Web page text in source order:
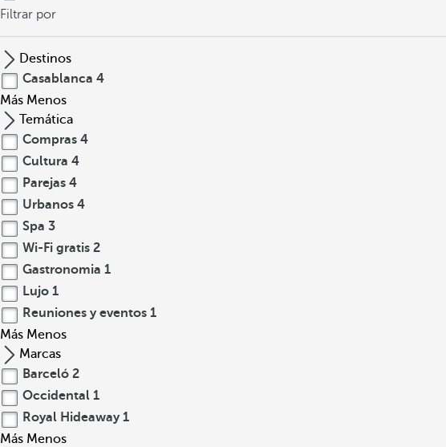
Filtrar por
Destinos
Casablanca 4
Más Menos
Temática
Compras 4
Cultura 4
Parejas 4
Urbanos 4
Spa 3
Wi-Fi gratis 2
Gastronomia 1
Lujo 1
Reuniones y eventos 1
Más Menos
Marcas
Barceló 2
Occidental 1
Royal Hideaway 1
Más Menos